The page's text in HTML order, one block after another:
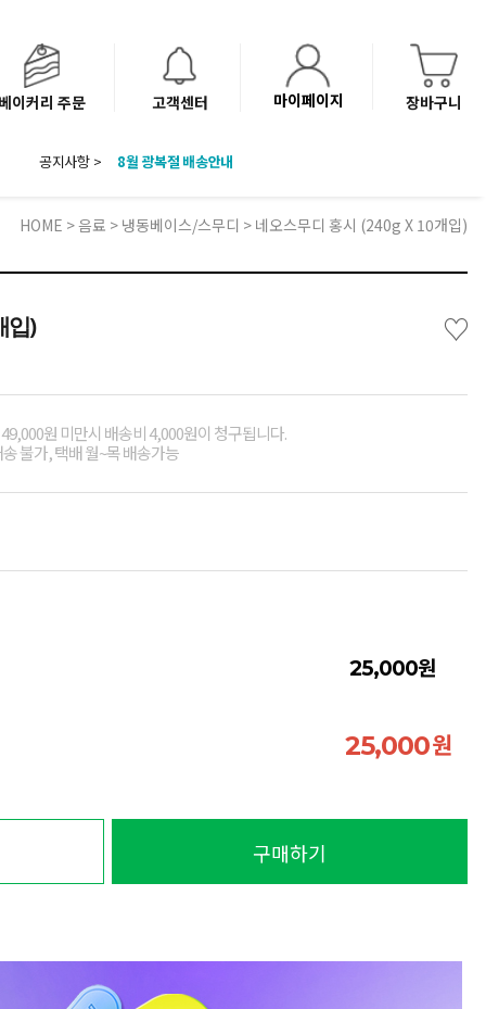
베이커리 주문 고객센터 마이페이지 장바구니
공지사항 >
'NEW 바이브믹스 or 바리스타시럽 1종' 체험단 발표
HOME >음료 > 냉동베이스/스무디 > 네오스무디 홍시 (240g X 10개입)
입) ♡
원 미만시 배송비 4,000원이 청구됩니다.
불가, 택배 월~목 배송가능
25,000원
25,000원
구매하기